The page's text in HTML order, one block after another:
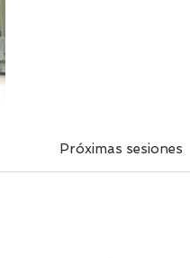
Próximas sesiones